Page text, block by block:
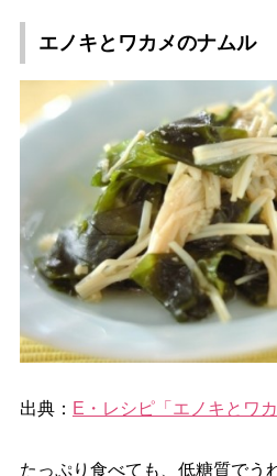
エノキとワカメのナムル
出典： E・レシピ「エノキとワ
たっぷり食べても、低糖質でう